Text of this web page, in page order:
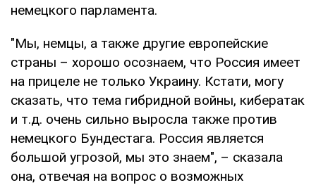
немецкого парламента.
"Мы, немцы, а также другие европейские
страны – хорошо осознаем, что Россия имеет
на прицеле не только Украину. Кстати, могу
сказать, что тема гибридной войны, кибератак
и т.д. очень сильно выросла также против
немецкого Бундестага. Россия является
большой угрозой, мы это знаем", – сказала
она, отвечая на вопрос о возможных